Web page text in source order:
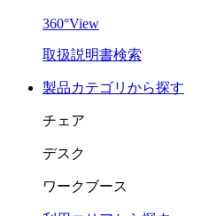
360°View
取扱説明書検索
製品カテゴリから探す
チェア
デスク
ワークブース